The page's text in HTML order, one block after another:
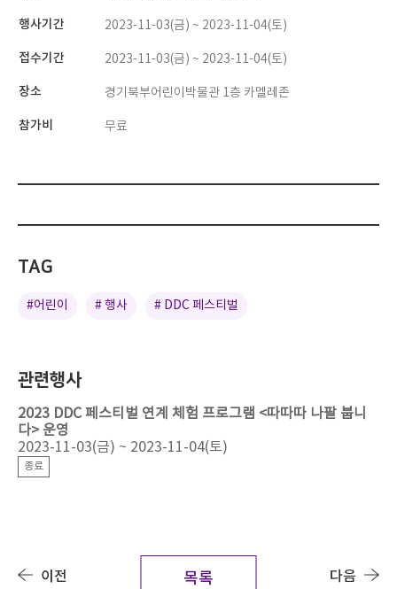
행사기간 2023-11-03(금) ~ 2023-11-04(토)
접수기간 2023-11-03(금) ~ 2023-11-04(토)
장소 경기북부어린이박물관 1층 카멜레존
참가비 무료
TAG
#어린이 # 행사 # DDC 페스티벌
관련행사
2023 DDC 페스티벌 연계 체험 프로그램 <따따따 나팔 붑니
다> 운영
2023-11-03(금) ~ 2023-11-04(토)
종료
이전 목록 다음